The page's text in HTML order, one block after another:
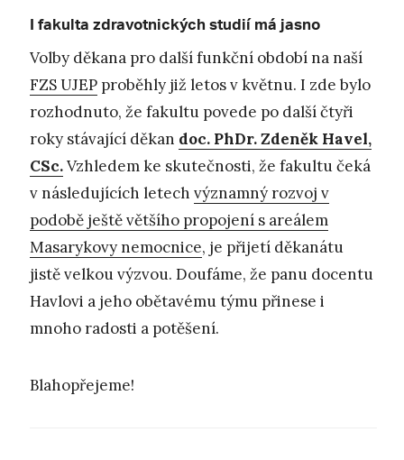
I fakulta zdravotnických studií má jasno
Volby děkana pro další funkční období na naší
FZS UJEP proběhly již letos v květnu. I zde bylo
rozhodnuto, že fakultu povede po další čtyři
roky stávající děkan doc. PhDr. Zdeněk Havel,
CSc.Vzhledem ke skutečnosti, že fakultu čeká
v následujících letech významný rozvoj v
podobě ještě většího propojení s areálem
Masarykovy nemocnice, je přijetí děkanátu
jistě velkou výzvou. Doufáme, že panu docentu
Havlovi a jeho obětavému týmu přinese i
mnoho radosti a potěšení.
Blahopřejeme!